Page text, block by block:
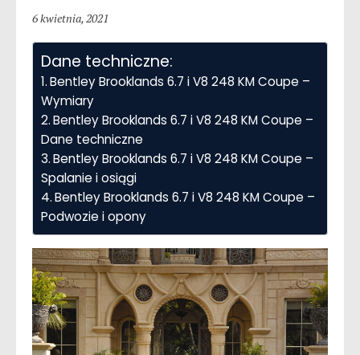
6 kwietnia, 2021
Dane techniczne:
Bentley Brooklands 6.7 i V8 248 KM Coupe –
Wymiary
Bentley Brooklands 6.7 i V8 248 KM Coupe –
Dane techniczne
Bentley Brooklands 6.7 i V8 248 KM Coupe –
Spalanie i osiągi
Bentley Brooklands 6.7 i V8 248 KM Coupe –
Podwozie i opony